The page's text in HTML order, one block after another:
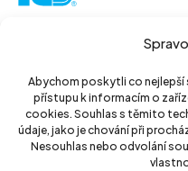
Abychom poskytli co nejlepší
přístupu k informacím o
cookies. Souhlas s těmito
údaje, jako je chování při
Nesouhlas nebo odvolání
130 52 Praha 3
Tšekin tasavalta
ID: 14889811